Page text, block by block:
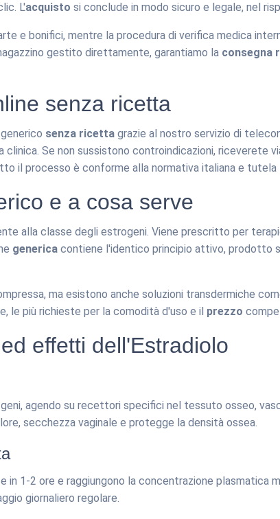
L'acquisto si conclude in modo sicuro e legale, nel
e bonifici, mentre la procedura di verifica medica
gestito direttamente, garantiamo la consegna
senza ricetta
senza ricetta grazie al nostro servizio di
Se non sussistono controindicazioni, riceverete
il processo è conforme alla normativa italiana e tutela
e a cosa serve
alla classe degli estrogeni. Viene prescritto per
generica contiene l'identico principio attivo, prodotto
ma esistono anche soluzioni transdermiche
le più richieste per la comodità d'uso e il prezzo
effetti dell'Estradiolo
agendo su recettori specifici nel tessuto osseo,
secchezza vaginale e protegge la densità ossea.
in 1-2 ore e raggiungono la concentrazione plasmatica
giornaliero regolare.